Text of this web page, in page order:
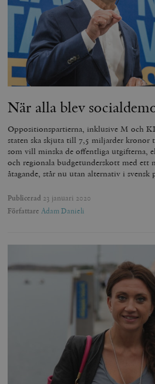
När alla blev
Oppositionspartierna, inklusive M och
staten ska skjuta till 7,5 miljarder kronor
som vill minska de offentliga utgifterna,
och regionala budgetunderskott med ett
åtagande, står nu utan alternativ i svensk
Publicerad 23 januari 2020
Författare Adam Danieli